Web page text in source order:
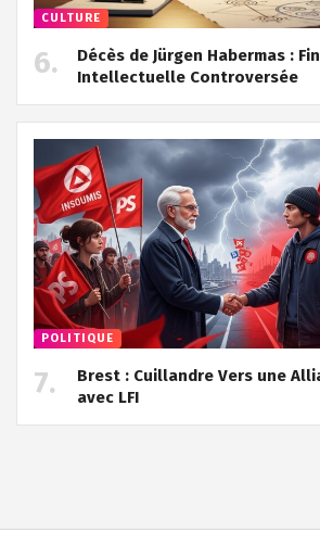
CULTURE
Décès de Jürgen Habermas :
Intellectuelle Controversée
POLITIQUE
Brest : Cuillandre Vers une
avec LFI